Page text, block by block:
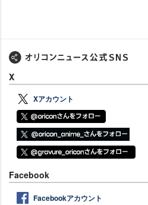
X
Xアカウント
Facebook
Facebookアカウント